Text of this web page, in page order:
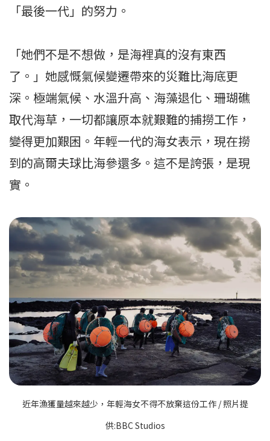
「最後一代」的努力。
「她們不是不想做，是海裡真的沒有東西
了。」她感慨氣候變遷帶來的災難比海底更
深。極端氣候、水溫升高、海藻退化、珊瑚礁
取代海草，一切都讓原本就艱難的捕撈工作，
變得更加艱困。年輕一代的海女表示，現在撈
到的高爾夫球比海參還多。這不是誇張，是現
實。
近年漁獲量越來越少，年輕海女不得不放棄這份工作 / 照片提
供:BBC Studios